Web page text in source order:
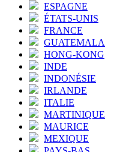
ESPAGNE
ÉTATS-UNIS
FRANCE
GUATEMALA
HONG-KONG
INDE
INDONÉSIE
IRLANDE
ITALIE
MARTINIQUE
MAURICE
MEXIQUE